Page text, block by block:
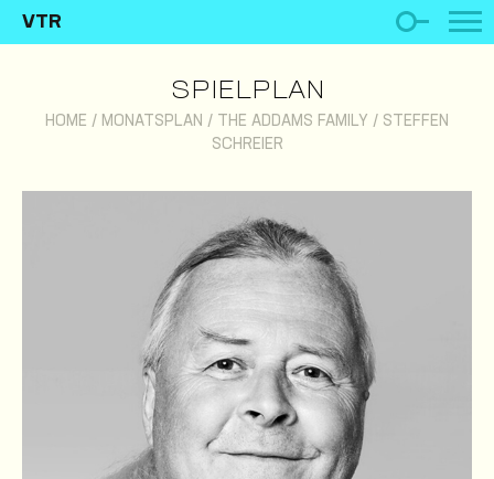
VTR
SPIELPLAN
HOME / MONATSPLAN / THE ADDAMS FAMILY / STEFFEN
SCHREIER